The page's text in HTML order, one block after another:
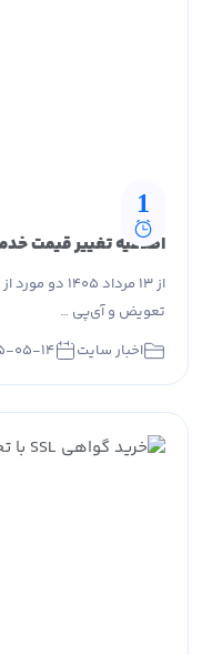
1
از ۱۳ مرداد
تعویض و آی‌پی …
اخبار سایت
۱۴۰۵-